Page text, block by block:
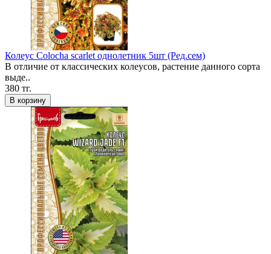
Колеус Colocha scarlet однолетник 5шт (Ред.сем)
В отличие от классических колеусов, растение данного сорта
выде..
380 тг.
В корзину